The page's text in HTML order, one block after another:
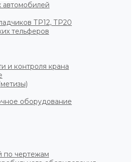
автомобилей
ТР12, ТР20
тельферов
и контроля крана
оборудование
по чертежам